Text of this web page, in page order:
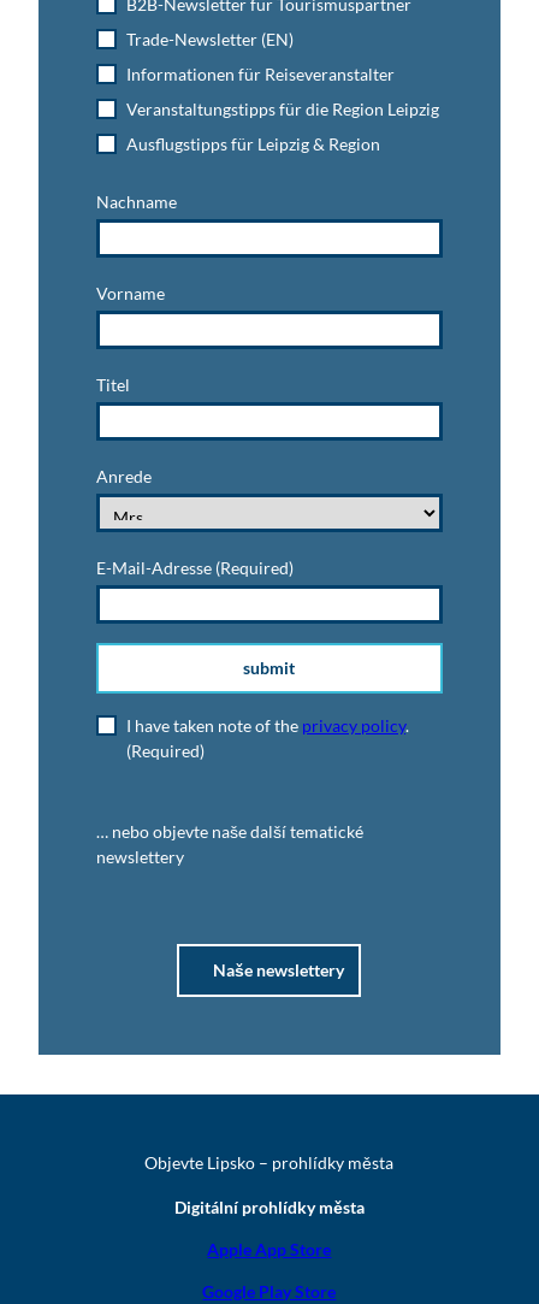
Trade-Newsletter (EN)
Informationen für Reiseveranstalter
Veranstaltungstipps für die Region Leipzig
Ausflugstipps für Leipzig & Region
Nachname
Vorname
Titel
Anrede
E-Mail-Adresse (Required)
submit
I have taken note of the privacy policy.
(Required)
… nebo objevte naše další tematické
newslettery
Naše newslettery
Objevte Lipsko – prohlídky města
Digitální prohlídky města
Apple App Store
Google Play Store